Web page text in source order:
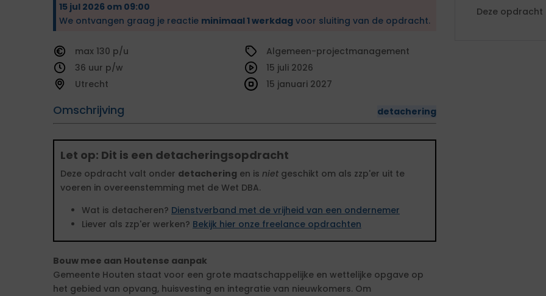
15 jul 2026 om 09:00
We ontvangen graag je reactie minimaal 1 werkdag voor sluiting van de opdracht.
130
36
Utrecht
Algemeen-projectmanagement
Omschrijving detachering
15 juli 2026
15 januari 2027
Let op: Dit is een detacheringsopdracht
Deze opdracht valt onder detachering en is niet geschikt om als zzp'er uit te
voeren in overeenstemming met de Wet DBA.
Wat is detacheren? Dienstverband met de vrijheid van een ondernemer
Liever als zzp'er werken? Bekijk hier onze freelance opdrachten
Bouw mee aan Houtense aanpak
Gemeente Houten staat voor een grote maatschappelijke en wettelijke opgave op
het gebied van opvang, huisvesting en integratie van nieuwkomers. Om
Deze opdracht